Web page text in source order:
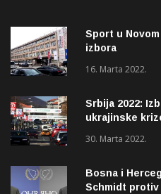
Sport u
izbora
16. Marta 2022.
Srbija 2022:
ukrajinske
30. Marta 2022.
Bosna i
Schmidt